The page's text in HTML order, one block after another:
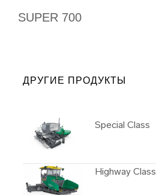
SUPER 700
ДРУГИЕ ПРОДУКТЫ
Special Class
Highway Class